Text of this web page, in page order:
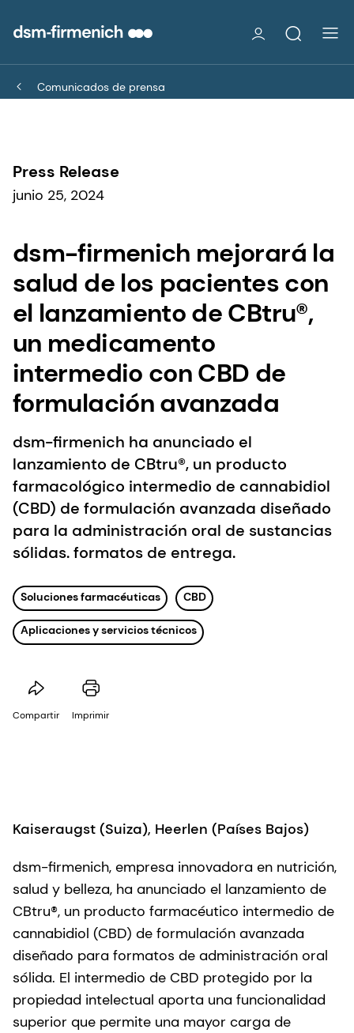
Comunicados de prensa
Press Release
junio 25, 2024
dsm-firmenich mejorará la
salud de los pacientes con
el lanzamiento de CBtru®,
un medicamento
intermedio con CBD de
formulación avanzada
dsm-firmenich ha anunciado el
lanzamiento de CBtru®, un producto
farmacológico intermedio de cannabidiol
(CBD) de formulación avanzada diseñado
para la administración oral de sustancias
sólidas. formatos de entrega.
Soluciones farmacéuticas CBD
Aplicaciones y servicios técnicos
Compartir Imprimir
Kaiseraugst (Suiza), Heerlen (Países Bajos)
dsm-firmenich, empresa innovadora en nutrición,
salud y belleza, ha anunciado el lanzamiento de
CBtru®, un producto farmacéutico intermedio de
cannabidiol (CBD) de formulación avanzada
diseñado para formatos de administración oral
sólida. El intermedio de CBD protegido por la
propiedad intelectual aporta una funcionalidad
superior que permite una mayor carga de